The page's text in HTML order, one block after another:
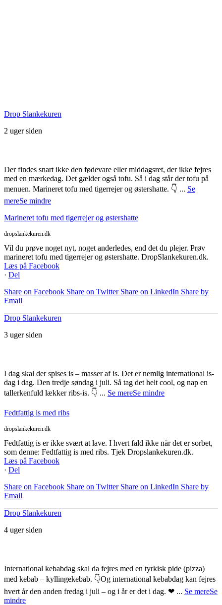
Drop Slankekuren
2 uger siden
Der findes snart ikke den fødevare eller middagsret, der ikke fejres
med en mærkedag. Det gælder også tofu. Så i dag står der tofu på
menuen. Marineret tofu med tigerrejer og østershatte. 👇 ... Se
mereSe mindre
Marineret tofu med tigerrejer og østershatte
dropslankekuren.dk
Vil du prøve noget nyt, noget anderledes, end det du plejer. Prøv
marineret tofu med tigerrejer og østershatte. DropSlankekuren.dk.
Læs på Facebook
· Del
Share on Facebook Share on Twitter Share on LinkedIn Share by
Email
Drop Slankekuren
3 uger siden
I dag skal der spises is – masser af is. Det er nemlig international is-
dag i dag. Den tredje søndag i juli. Så tag det helt cool, og nap en
tallerkenfuld lækker ribs-is. 👇 ... Se mereSe mindre
Fedtfattig is med ribs
dropslankekuren.dk
Fedtfattig is er ikke svært at lave. I hvert fald ikke når det er sorbet,
som denne: Fedtfattig is med ribs. Tjek Dropslankekuren.dk.
Læs på Facebook
· Del
Share on Facebook Share on Twitter Share on LinkedIn Share by
Email
Drop Slankekuren
4 uger siden
International kebabdag skal da fejres med en tyrkisk pide (pizza)
med kebab – kyllingekebab. 👇Og international kebabdag kan fejres
hvert år den anden fredag i juli – og i år er det i dag. ❤ ... Se mereSe
mindre